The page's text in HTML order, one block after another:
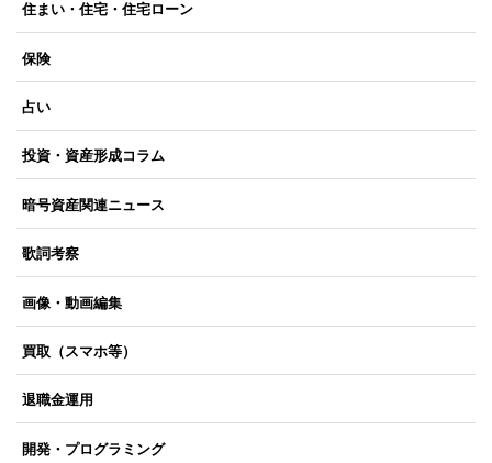
住まい・住宅・住宅ローン
保険
占い
投資・資産形成コラム
暗号資産関連ニュース
歌詞考察
画像・動画編集
買取（スマホ等）
退職金運用
開発・プログラミング